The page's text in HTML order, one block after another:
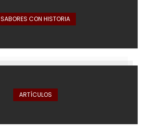
SABORES CON HISTORIA
ARTÍCULOS